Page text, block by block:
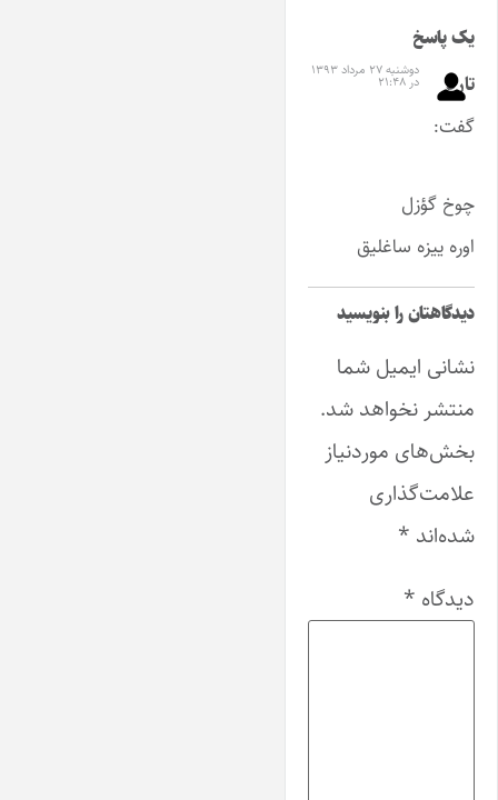
یک پاسخ
تارلا
گفت:
دوشنبه ۲۷ مرداد ۱۳۹۳
در ۲۱:۴۸
چوخ گؤزل
اوره ییزه ساغلیق
دیدگاهتان را بنویسید
نشانی ایمیل شما
منتشر نخواهد شد.
بخش‌های موردنیاز
علامت‌گذاری
شده‌اند *
دیدگاه *